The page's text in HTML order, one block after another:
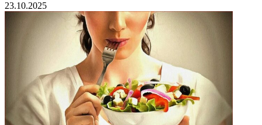
23.10.2025